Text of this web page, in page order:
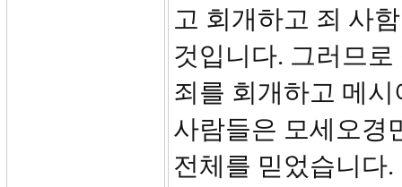
고 회개하고 죄 사
것입니다. 그러므
죄를 회개하고 메
사람들은 모세오경
전체를 믿었습니다